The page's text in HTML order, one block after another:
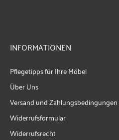
INFORMATIONEN
Pflegetipps für Ihre Möbel
Über Uns
Versand und Zahlungsbedingungen
Widerrufsformular
Widerrufsrecht